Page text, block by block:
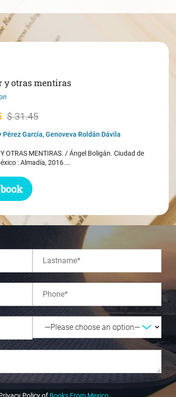
y otras mentiras
$31.45
Pérez García, Genoveva Roldán Dávila
OTRAS MENTIRAS. / Ángel Boligán. Ciudad de
: Almadía, 2016.…